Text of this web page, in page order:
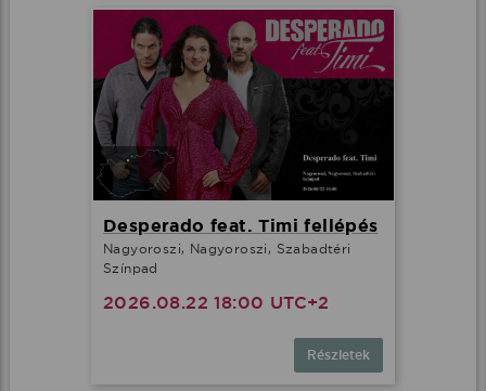
Desperado feat. Timi fellépés
Nagyoroszi, Nagyoroszi, Szabadtéri
Színpad
2026.08.22 18:00 UTC+2
Részletek